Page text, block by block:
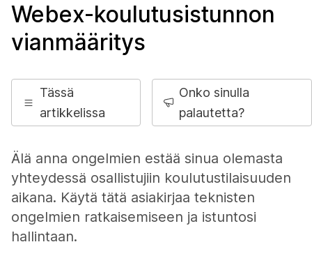
Webex-koulutusistunnon
vianmääritys
Tässä
artikkelissa
Onko sinulla
palautetta?
Älä anna ongelmien estää sinua olemasta
yhteydessä osallistujiin koulutustilaisuuden
aikana. Käytä tätä asiakirjaa teknisten
ongelmien ratkaisemiseen ja istuntosi
hallintaan.